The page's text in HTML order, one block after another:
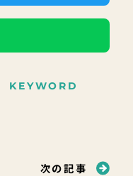
KEYWORD
次の記事